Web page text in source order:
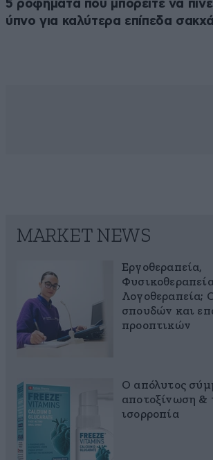
5 ροφήματα που μπορείτε να
ύπνο για καλύτερα επίπεδα
MARKET NEWS
Εργοθεραπεία,
Λογοθεραπεία;
σπουδών και
προοπτικών
Ο απόλυτος
αποτοξίνωση &
ισορροπία